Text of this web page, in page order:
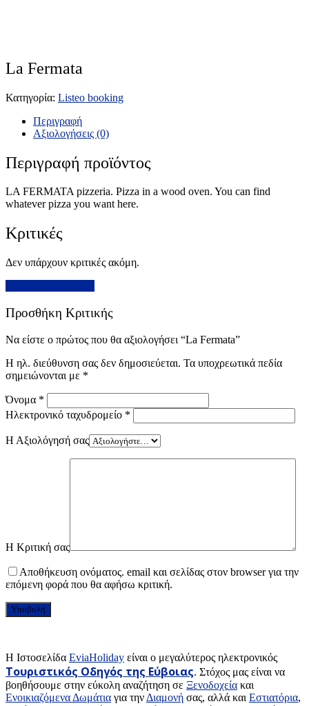
La Fermata
Κατηγορία: Listeo booking
Περιγραφή
Αξιολογήσεις (0)
Περιγραφή προϊόντος
LA FERMATA pizzeria. Pizza in a wood oven. You can find
whatever pizza you want here.
Κριτικές
Δεν υπάρχουν κριτικές ακόμη.
Προσθήκη Κριτικής
Να είστε ο πρώτος που θα αξιολογήσει “La Fermata”
Η ηλ. διεύθυνση σας δεν δημοσιεύεται. Τα υποχρεωτικά πεδία
σημειώνονται με *
Όνομα *
Ηλεκτρονικό ταχυδρομείο *
Η Αξιολόγησή σας
Η Κριτική σας
Αποθήκευση ονόματος. email και σελίδας στον browser για την
επόμενη φορά που θα αφήσω κριτική.
H Ιστοσελίδα EviaHoliday είναι ο μεγαλύτερος ηλεκτρονικός
Τουριστικός Οδηγός της Εύβοιας. Στόχος μας είναι να
βοηθήσουμε στην εύκολη αναζήτηση σε Ξενοδοχεία και
Ενοικιαζόμενα Δωμάτια για την Διαμονή σας, αλλά και Εστιατόρια,